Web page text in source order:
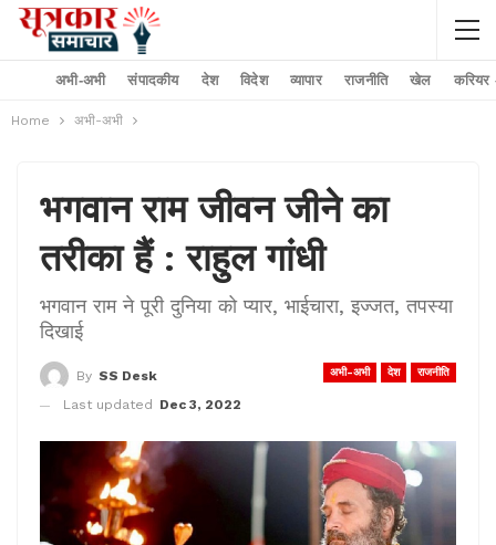
अभी-अभी संपादकीय देश विदेश व्यापार राजनीति खेल करियर
Home अभी-अभी
भगवान राम जीवन जीने का
तरीका हैं : राहुल गांधी
भगवान राम ने पूरी दुनिया को प्यार, भाईचारा, इज्जत, तपस्या
दिखाई
अभी-अभी देश राजनीति
By SS Desk
Last updated
Dec 3, 2022